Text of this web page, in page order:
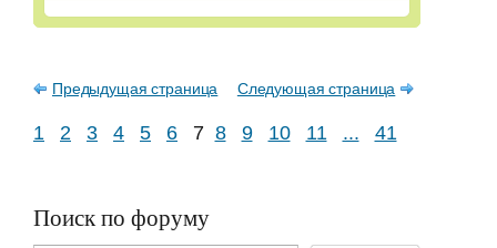
Предыдущая страница Следующая страница
1 2 3 4 5 6 7 8 9 10 11 ... 41
Поиск по форуму